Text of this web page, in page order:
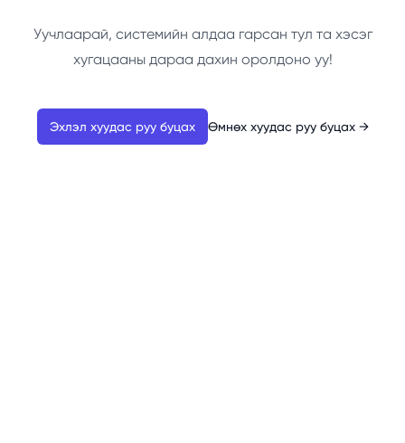
Уучлаарай, системийн алдаа гарсан тул та хэсэг
хугацааны дараа дахин оролдоно уу!
Эхлэл хуудас руу буцах Өмнөх хуудас руу буцах →